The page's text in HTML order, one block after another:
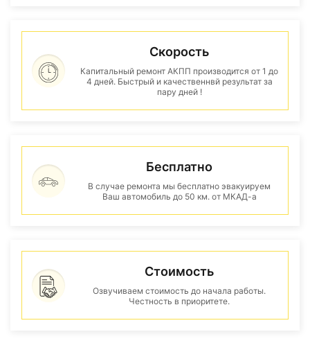
Скорость
Капитальный ремонт АКПП производится от 1 до
4 дней. Быстрый и качественнвй результат за
пару дней !
Бесплатно
В случае ремонта мы бесплатно эвакуируем
Ваш автомобиль до 50 км. от МКАД-а
Стоимость
Озвучиваем стоимость до начала работы.
Честность в приоритете.